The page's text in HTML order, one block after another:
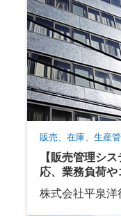
販売、在庫、生産
【販売管理シ
応、業務負荷
株式会社平泉洋